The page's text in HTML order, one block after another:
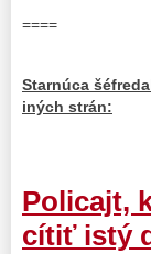
====
Starnúca
iných strán:
Policajt,
cítiť istý